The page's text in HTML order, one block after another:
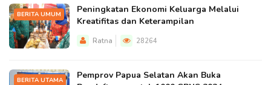
BERITA UMUM
Peningkatan Ekonomi Keluarga Melalui
Kreatifitas dan Keterampilan
Ratna 28264
BERITA UTAMA
Pemprov Papua Selatan Akan Buka